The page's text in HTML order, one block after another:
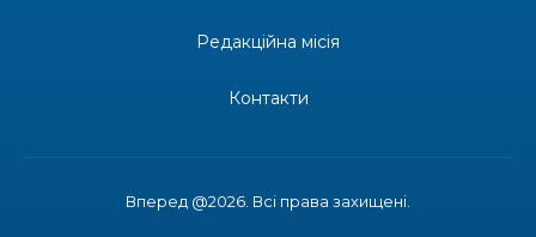
епідеміолог, зоолог
Вперед @2026. Всі права захищені.
Редакційна місія
Контакти